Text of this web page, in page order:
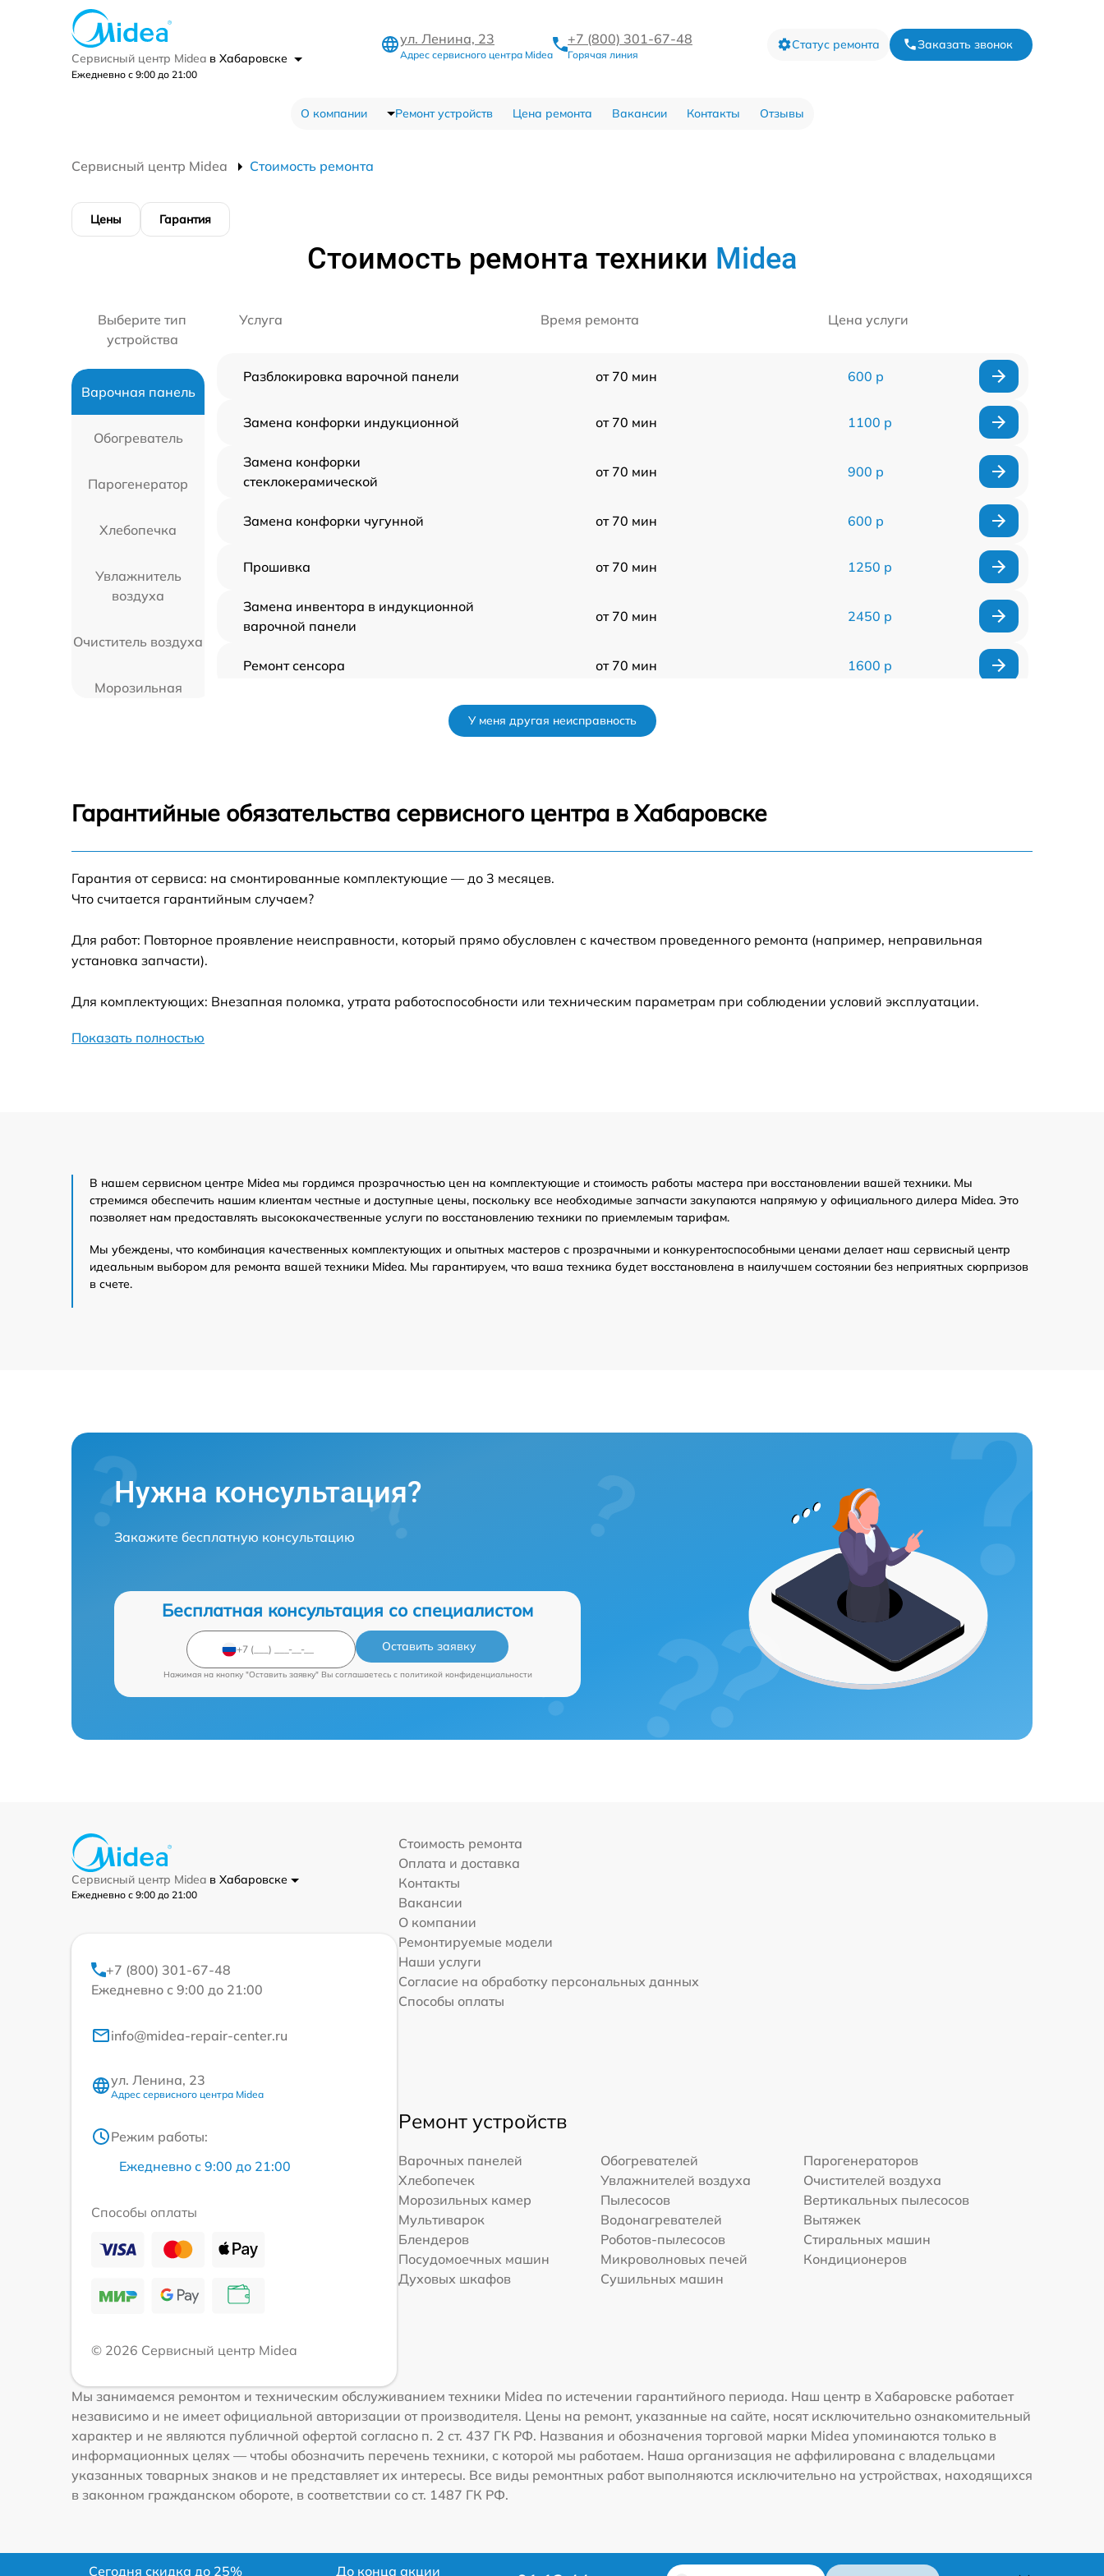
Сервисный центр Midea в Хабаровске
Ежедневно с 9:00 до 21:00
ул. Ленина, 23
Адрес сервисного центра Midea
+7 (800) 301-67-48
Горячая линия
Статус ремонта Заказать звонок
О компании Ремонт устройств Цена ремонта Вакансии Контакты Отзывы
Сервисный центр Midea Стоимость ремонта
Цены Гарантия
Стоимость ремонта техники Midea
Выберите тип
устройства
Варочная панель
Обогреватель
Парогенератор
Хлебопечка
Увлажнитель
воздуха
Очиститель воздуха
Морозильная
пылесос
Водонагреватель
Вытяжка
Блендер
Робот-пылесос
машина
Микроволновая
печь
Кондиционер
Услуга Время ремонта Цена услуги
Разблокировка варочной панели от 70 мин 600 р
Замена конфорки индукционной от 70 мин 1100 р
Замена конфорки
стеклокерамической
от 70 мин 900 р
Замена конфорки чугунной от 70 мин 600 р
Прошивка от 70 мин 1250 р
Замена инвентора в индукционной
варочной панели
от 70 мин 2450 р
Ремонт сенсора от 70 мин 1600 р
от 70 мин
Ремонт переключателя от 70 мин
Замена сенсора от 70 мин 1600 р
У меня другая неисправность
Гарантийные обязательства сервисного центра в Хабаровске
Гарантия от сервиса: на смонтированные комплектующие — до 3 месяцев.
Что считается гарантийным случаем?
Для работ: Повторное проявление неисправности, который прямо обусловлен с качеством проведенного ремонта (например, неправильная
установка запчасти).
Для комплектующих: Внезапная поломка, утрата работоспособности или техническим параметрам при соблюдении условий эксплуатации.
Показать полностью
В нашем сервисном центре Midea мы гордимся прозрачностью цен на комплектующие и стоимость работы мастера при восстановлении вашей техники. Мы
стремимся обеспечить нашим клиентам честные и доступные цены, поскольку все необходимые запчасти закупаются напрямую у официального дилера Midea. Это
позволяет нам предоставлять высококачественные услуги по восстановлению техники по приемлемым тарифам.
Мы убеждены, что комбинация качественных комплектующих и опытных мастеров с прозрачными и конкурентоспособными ценами делает наш сервисный центр
идеальным выбором для ремонта вашей техники Midea. Мы гарантируем, что ваша техника будет восстановлена в наилучшем состоянии без неприятных сюрпризов
в счете.
Нужна консультация?
Закажите бесплатную консультацию
Бесплатная консультация со специалистом
Оставить заявку
Нажимая на кнопку "Оставить заявку" Вы соглашаетесь c политикой конфиденциальности
Сервисный центр Midea в Хабаровске
Ежедневно с 9:00 до 21:00
+7 (800) 301-67-48
Ежедневно с 9:00 до 21:00
info@midea-repair-center.ru
ул. Ленина, 23
Адрес сервисного центра Midea
Режим работы:
Ежедневно с 9:00 до 21:00
Способы оплаты
© 2026 Сервисный центр Midea
Стоимость ремонта
Оплата и доставка
Контакты
Вакансии
О компании
Ремонтируемые модели
Наши услуги
Согласие на обработку персональных данных
Способы оплаты
Ремонт устройств
Варочных панелей Обогревателей
Парогенераторов
Хлебопечек
Увлажнителей воздуха
Очистителей воздуха
Морозильных камер
Пылесосов
Вертикальных пылесосов
Мультиварок
Водонагревателей
Вытяжек
Блендеров
Роботов-пылесосов
Стиральных машин
Посудомоечных машин
Микроволновых печей
Кондиционеров
Духовых шкафов
Сушильных машин
Мы занимаемся ремонтом и техническим обслуживанием техники Midea по истечении гарантийного периода. Наш центр в Хабаровске работает
независимо и не имеет официальной авторизации от производителя. Цены на ремонт, указанные на сайте, носят исключительно ознакомительный
характер и не являются публичной офертой согласно п. 2 ст. 437 ГК РФ. Названия и обозначения торговой марки Midea упоминаются только в
информационных целях — чтобы обозначить перечень техники, с которой мы работаем. Наша организация не аффилирована с владельцами
указанных товарных знаков и не представляет их интересы. Все виды ремонтных работ выполняются исключительно на устройствах, находящихся
в законном гражданском обороте, в соответствии со ст. 1487 ГК РФ.
Сегодня скидка до 25% До конца акции